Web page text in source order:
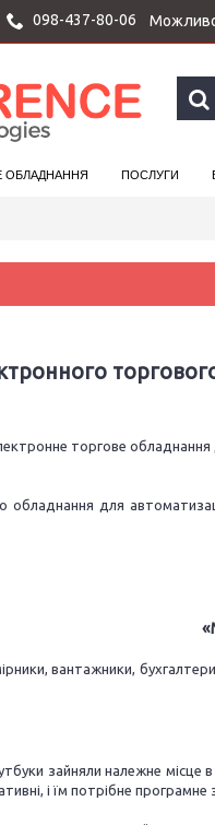
098-437-80-06
ОБЛАДНАННЯ ПОСЛУГИ
торгове обладнання
обладнання для
вантажники,
зайняли належне
і їм потрібне програмне